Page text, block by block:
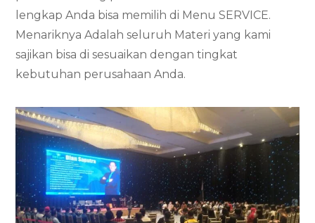
lengkap Anda bisa memilih di Menu SERVICE.
Menariknya Adalah seluruh Materi yang kami
sajikan bisa di sesuaikan dengan tingkat
kebutuhan perusahaan Anda.